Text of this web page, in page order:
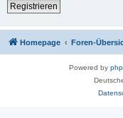
Registrieren
Homepage Foren-
Powered by